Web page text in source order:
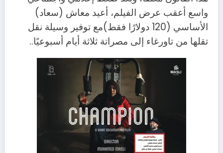
واسع أعقب عرض الفيلم، أعيد معاش (سعاد)
الأساسي (120 دولارًا فقط)مع توفير وسيلة نقل
تقلها من تاورغاء إلى مصراتة ثلاثة أيام أسبوعيًا..